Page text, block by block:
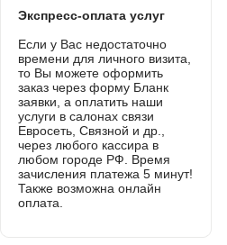
Экспресс-оплата услуг
Если у Вас недостаточно
времени для личного визита,
то Вы можете оформить
заказ через форму Бланк
заявки, а оплатить наши
услуги в салонах связи
Евросеть, Связной и др.,
через любого кассира в
любом городе РФ. Время
зачисления платежа 5 минут!
Также возможна онлайн
оплата.